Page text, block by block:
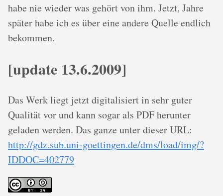
habe nie wieder was gehört von ihm. Jetzt, Jahre
später habe ich es über eine andere Quelle endlich
bekommen.
[update 13.6.2009]
Das Werk liegt jetzt digitalisiert in sehr guter
Qualität vor und kann sogar als PDF herunter
geladen werden. Das ganze unter dieser URL:
http://gdz.sub.uni-goettingen.de/dms/load/img/?
IDDOC=402779